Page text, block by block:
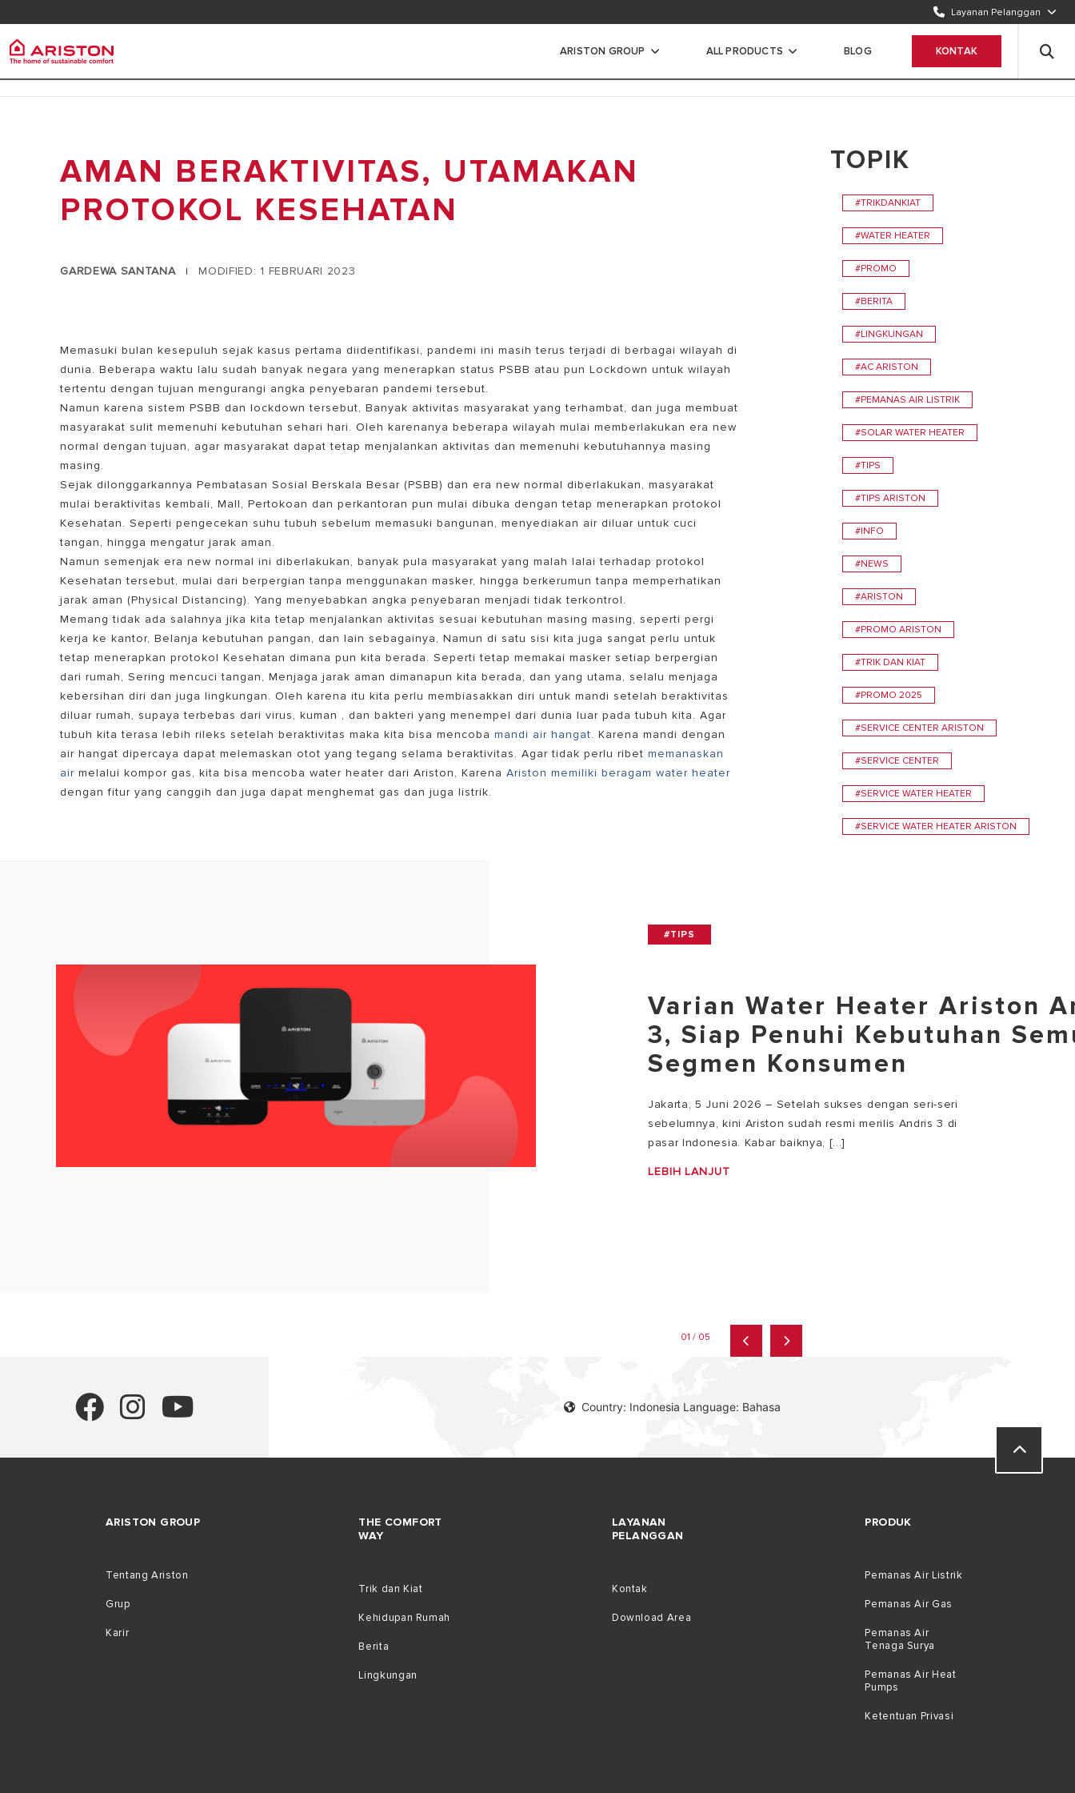
Layanan Pelanggan
Kontak Download area
ARISTON GROUP
TEMUKAN
ALL PRODUCTS
PEMANAS AIR LISTRIK
HEAT PUMP
AIR CONDITIONER
PEMANAS AIR LISTRIK
PEMANAS AIR LISTRIK INSTANT
SEMUA MODEL PEMANAS AIR LISTRIK
BLOG KONTAK
AMAN BERAKTIVITAS, UTAMAKAN
PROTOKOL KESEHATAN
GARDEWA SANTANA | MODIFIED: 1 FEBRUARI 2023
Memasuki bulan kesepuluh sejak kasus pertama diidentifikasi, pandemi ini masih terus terjadi di berbagai wilayah di
dunia. Beberapa waktu lalu sudah banyak negara yang menerapkan status PSBB atau pun Lockdown untuk wilayah
tertentu dengan tujuan mengurangi angka penyebaran pandemi tersebut.
Namun karena sistem PSBB dan lockdown tersebut, Banyak aktivitas masyarakat yang terhambat, dan juga membuat
masyarakat sulit memenuhi kebutuhan sehari hari. Oleh karenanya beberapa wilayah mulai memberlakukan era new
normal dengan tujuan, agar masyarakat dapat tetap menjalankan aktivitas dan memenuhi kebutuhannya masing
masing.
Sejak dilonggarkannya Pembatasan Sosial Berskala Besar (PSBB) dan era new normal diberlakukan, masyarakat
mulai beraktivitas kembali, Mall, Pertokoan dan perkantoran pun mulai dibuka dengan tetap menerapkan protokol
Kesehatan. Seperti pengecekan suhu tubuh sebelum memasuki bangunan, menyediakan air diluar untuk cuci
tangan, hingga mengatur jarak aman.
Namun semenjak era new normal ini diberlakukan, banyak pula masyarakat yang malah lalai terhadap protokol
Kesehatan tersebut, mulai dari berpergian tanpa menggunakan masker, hingga berkerumun tanpa memperhatikan
jarak aman (Physical Distancing). Yang menyebabkan angka penyebaran menjadi tidak terkontrol.
Memang tidak ada salahnya jika kita tetap menjalankan aktivitas sesuai kebutuhan masing masing, seperti pergi
kerja ke kantor, Belanja kebutuhan pangan, dan lain sebagainya, Namun di satu sisi kita juga sangat perlu untuk
tetap menerapkan protokol Kesehatan dimana pun kita berada. Seperti tetap memakai masker setiap berpergian
dari rumah, Sering mencuci tangan, Menjaga jarak aman dimanapun kita berada, dan yang utama, selalu menjaga
kebersihan diri dan juga lingkungan. Oleh karena itu kita perlu membiasakkan diri untuk mandi setelah beraktivitas
diluar rumah, supaya terbebas dari virus, kuman , dan bakteri yang menempel dari dunia luar pada tubuh kita. Agar
tubuh kita terasa lebih rileks setelah beraktivitas maka kita bisa mencobamandi air hangat. Karena mandi dengan
air hangat dipercaya dapat melemaskan otot yang tegang selama beraktivitas. Agar tidak perlu ribetmemanaskan
air melalui kompor gas, kita bisa mencoba water heater dari Ariston, KarenaAriston memiliki beragam water heater
dengan fitur yang canggih dan juga dapat menghemat gas dan juga listrik.
TOPIK
#TRIKDANKIAT
#WATER HEATER
#PROMO
#BERITA
#LINGKUNGAN
#AC ARISTON
#PEMANAS AIR LISTRIK
#SOLAR WATER HEATER
#TIPS
#TIPS ARISTON
#INFO
#NEWS
#ARISTON
#PROMO ARISTON
#TRIK DAN KIAT
#PROMO 2025
#SERVICE CENTER ARISTON
#SERVICE CENTER
#SERVICE WATER HEATER
#SERVICE WATER HEATER ARISTON
#TIPS
Varian Water Heater Ariston
3, Siap Penuhi Kebutuhan
Segmen Konsumen
Jakarta, 5 Juni 2026 – Setelah sukses dengan seri-seri
sebelumnya, kini Ariston sudah resmi merilis Andris 3 di
pasar Indonesia. Kabar baiknya, [...]
LEBIH LANJUT
01 / 05
Country: Indonesia Language: Bahasa
ARISTON GROUP
Tentang Ariston
Grup
Karir
THE COMFORT
WAY
Trik dan Kiat
Kehidupan Rumah
Berita
Lingkungan
LAYANAN
PELANGGAN
Kontak
Download Area
PRODUK
Pemanas Air Listrik
Pemanas Air Gas
Pemanas Air
Tenaga Surya
Pemanas Air Heat
Pumps
Ketentuan Privasi